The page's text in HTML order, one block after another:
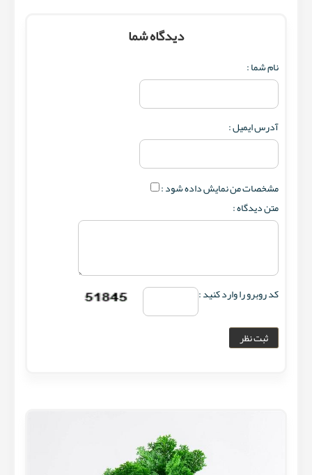
دیدگاه شما
نام شما :
آدرس ایمیل :
مشخصات من نمایش داده شود :
متن دیدگاه :
کد روبرو را وارد کنید :